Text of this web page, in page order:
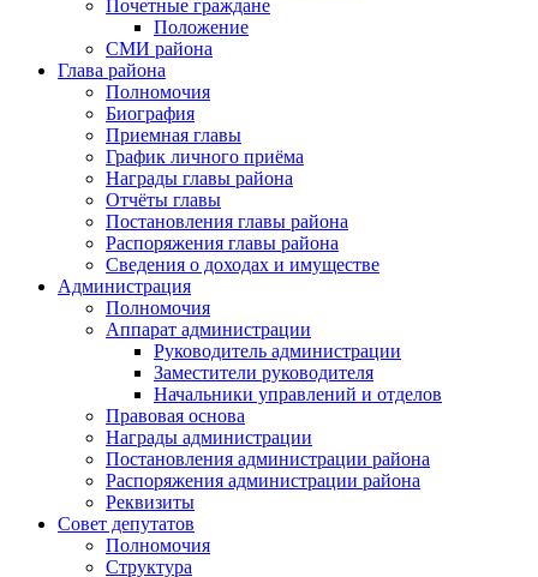
Почетные граждане
Положение
СМИ района
Глава района
Полномочия
Биография
Приемная главы
График личного приёма
Награды главы района
Отчёты главы
Постановления главы района
Распоряжения главы района
Сведения о доходах и имуществе
Администрация
Полномочия
Аппарат администрации
Руководитель администрации
Заместители руководителя
Начальники управлений и отделов
Правовая основа
Награды администрации
Постановления администрации района
Распоряжения администрации района
Реквизиты
Совет депутатов
Полномочия
Структура